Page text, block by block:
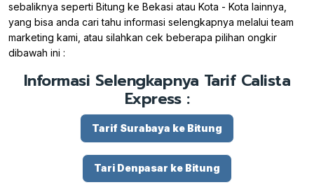
sebaliknya seperti Bitung ke Bekasi atau Kota - Kota lainnya,
yang bisa anda cari tahu informasi selengkapnya melalui team
marketing kami, atau silahkan cek beberapa pilihan ongkir
dibawah ini :
Informasi Selengkapnya Tarif Calista
Express :
Tarif Surabaya ke Bitung
Tari Denpasar ke Bitung